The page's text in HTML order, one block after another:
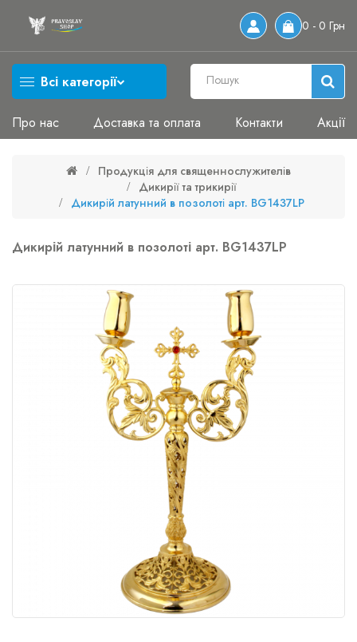
0 - 0 Грн
Всі категорії
Про нас Доставка та оплата Контакти Акції
Продукція для священнослужителів
Дикирії та трикирії
Дикирій латунний в позолоті арт. BG1437LP
Дикирій латунний в позолоті арт. BG1437LP